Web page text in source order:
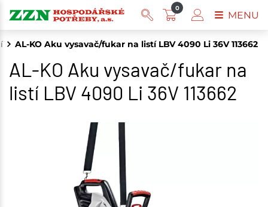
AL-KO Aku vysavač/fukar na listí LBV 4090 Li 36V 113662
AL-KO Aku vysavač/fukar na
listí LBV 4090 Li 36V 113662
0
MENU